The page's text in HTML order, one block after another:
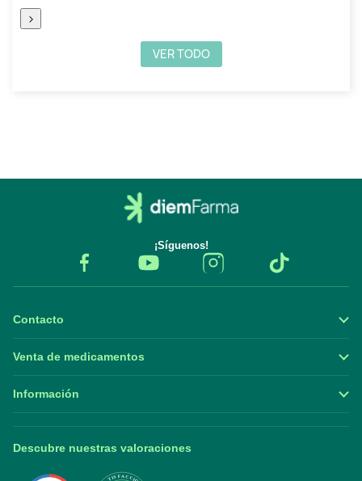
›
VER TODO
¡Síguenos!
Contacto
Venta de medicamentos
Información
Descubre nuestras valoraciones